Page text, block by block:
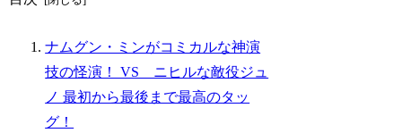
ナムグン・ミンがコミカルな神演
技の怪演！ VS ニヒルな敵役ジュ
ノ 最初から最後まで最高のタッ
グ！